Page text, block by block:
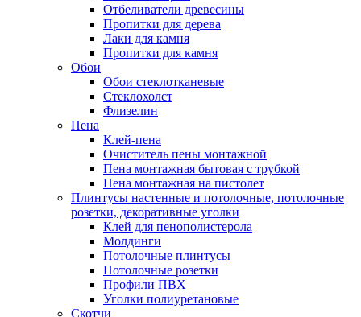
Отбеливатели древесины
Пропитки для дерева
Лаки для камня
Пропитки для камня
Обои
Обои стеклотканевые
Стеклохолст
Флизелин
Пена
Клей-пена
Очиститель пены монтажной
Пена монтажная бытовая с трубкой
Пена монтажная на пистолет
Плинтусы настенные и потолочные, потолочные
розетки, декоративные уголки
Клей для пенополистерола
Молдинги
Потолочные плинтусы
Потолочные розетки
Профили ПВХ
Уголки полиуретановые
Скотчи